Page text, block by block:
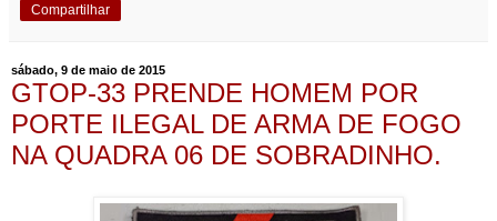
Compartilhar
sábado, 9 de maio de 2015
GTOP-33 PRENDE HOMEM POR
PORTE ILEGAL DE ARMA DE FOGO
NA QUADRA 06 DE SOBRADINHO.